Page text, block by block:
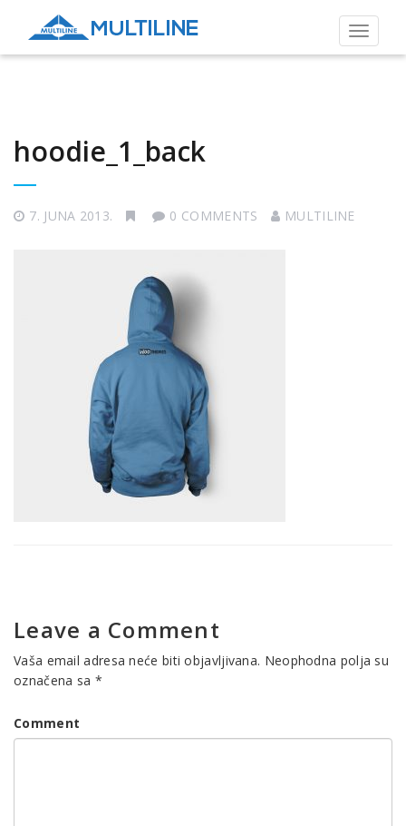
Toggle
hoodie_1_back
7. JUNA 2013. 0 COMMENTS MULTILINE
Leave a Comment
Vaša email adresa neće biti objavljivana. Neophodna polja su
označena sa *
Comment